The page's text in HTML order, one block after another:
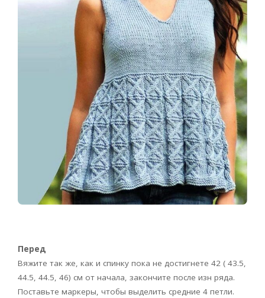
Перед
Вяжите так же, как и спинку пока не достигнете 42 ( 43.5,
44.5, 44.5, 46) см от начала, закончите после изн ряда.
Поставьте маркеры, чтобы выделить средние 4 петли.